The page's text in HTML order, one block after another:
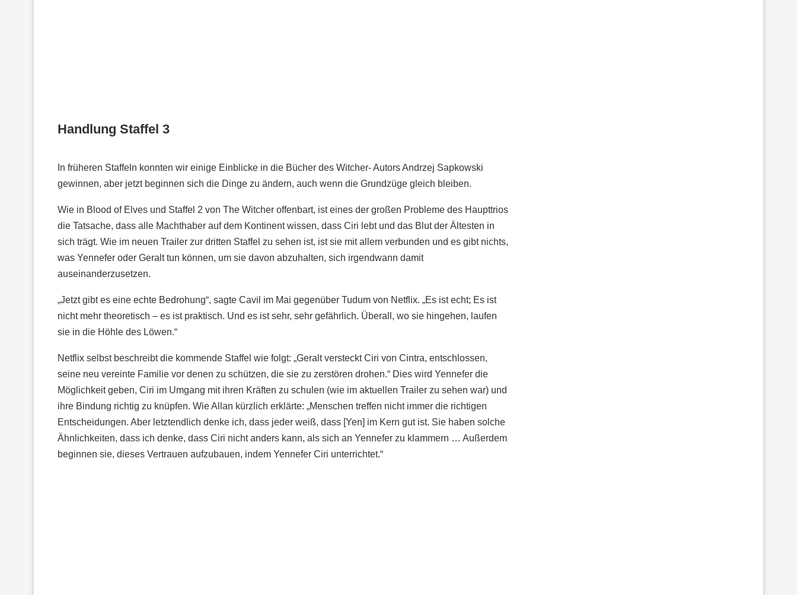
Handlung Staffel 3
In früheren Staffeln konnten wir einige Einblicke in die Bücher des Witcher- Autors Andrzej Sapkowski
gewinnen, aber jetzt beginnen sich die Dinge zu ändern, auch wenn die Grundzüge gleich bleiben.
Wie in Blood of Elves und Staffel 2 von The Witcher offenbart, ist eines der großen Probleme des Haupttrios
die Tatsache, dass alle Machthaber auf dem Kontinent wissen, dass Ciri lebt und das Blut der Ältesten in
sich trägt. Wie im neuen Trailer zur dritten Staffel zu sehen ist, ist sie mit allem verbunden und es gibt nichts,
was Yennefer oder Geralt tun können, um sie davon abzuhalten, sich irgendwann damit
auseinanderzusetzen.
„Jetzt gibt es eine echte Bedrohung“, sagte Cavil im Mai gegenüber Tudum von Netflix. „Es ist echt; Es ist
nicht mehr theoretisch – es ist praktisch. Und es ist sehr, sehr gefährlich. Überall, wo sie hingehen, laufen
sie in die Höhle des Löwen.“
Netflix selbst beschreibt die kommende Staffel wie folgt: „Geralt versteckt Ciri von Cintra, entschlossen,
seine neu vereinte Familie vor denen zu schützen, die sie zu zerstören drohen.“ Dies wird Yennefer die
Möglichkeit geben, Ciri im Umgang mit ihren Kräften zu schulen (wie im aktuellen Trailer zu sehen war) und
ihre Bindung richtig zu knüpfen. Wie Allan kürzlich erklärte: „Menschen treffen nicht immer die richtigen
Entscheidungen. Aber letztendlich denke ich, dass jeder weiß, dass [Yen] im Kern gut ist. Sie haben solche
Ähnlichkeiten, dass ich denke, dass Ciri nicht anders kann, als sich an Yennefer zu klammern … Außerdem
beginnen sie, dieses Vertrauen aufzubauen, indem Yennefer Ciri unterrichtet.“